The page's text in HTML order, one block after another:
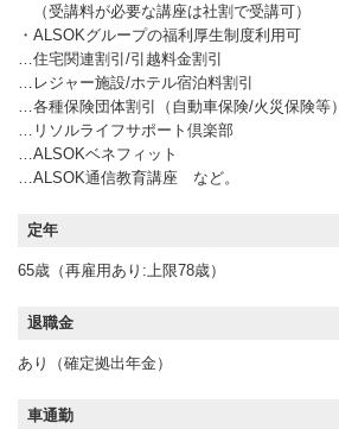
（受講料が必要な講座は社割で受講可）
・ALSOKグループの福利厚生制度利用可
…住宅関連割引/引越料金割引
…レジャー施設/ホテル宿泊料割引
…各種保険団体割引（自動車保険/火災保険等）
…リソルライフサポート倶楽部
…ALSOKベネフィット
…ALSOK通信教育講座 など。
定年
65歳（再雇用あり:上限78歳）
退職金
あり（確定拠出年金）
車通勤